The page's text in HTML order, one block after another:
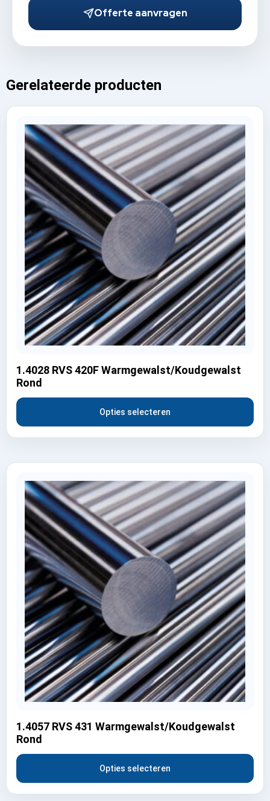
Offerte aanvragen
Gerelateerde producten
1.4028 RVS 420F Warmgewalst/Koudgewalst
Rond
Opties selecteren
1.4057 RVS 431 Warmgewalst/Koudgewalst
Rond
Opties selecteren